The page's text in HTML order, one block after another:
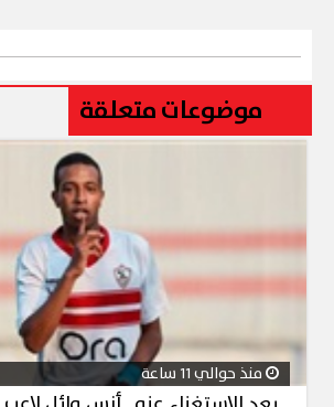
موضوعات متعلقة
منذ حوالي 11 ساعة